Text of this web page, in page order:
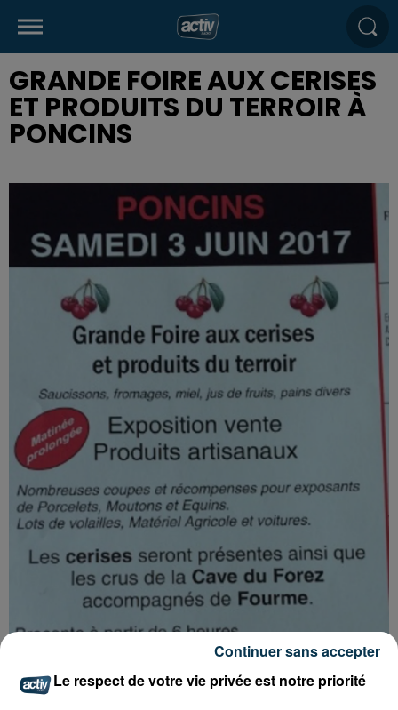
GRANDE FOIRE AUX CERISES
ET PRODUITS DU TERROIR À
PONCINS
Le respect de votre vie privée est notre priorité
Continuer sans accepter